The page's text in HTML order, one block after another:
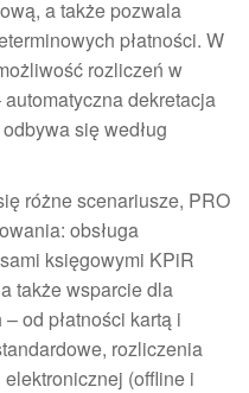
a także pozwala
płatności. W
rozliczeń w
dekretacja
się według
różne scenariusze, PRO
obsługa
księgowymi KPiR
także wsparcie dla
od płatności kartą i
rozliczenia
(offline i